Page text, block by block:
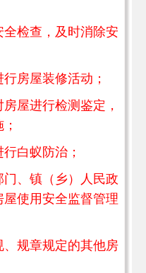
检查，及时消除安
房屋装修活动；
屋进行检测鉴定，
白蚁防治；
、镇（乡）人民政
使用安全监督管理
规章规定的其他房